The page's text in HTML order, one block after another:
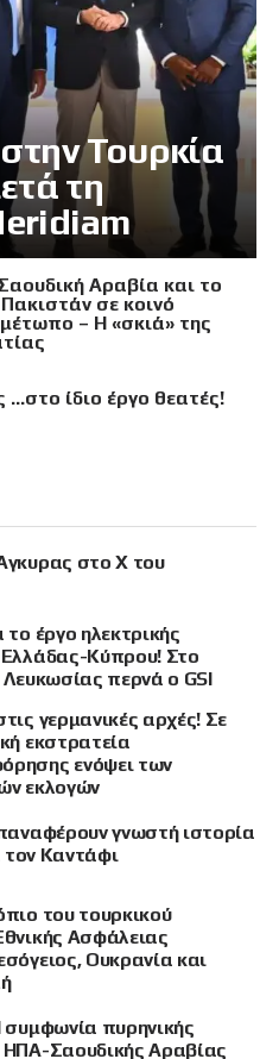
Τουρκία
τη
Αραβία και το
σε κοινό
– Η «σκιά» της
…στο ίδιο έργο θεατές!
στο X του
έργο ηλεκτρικής
Ελλάδας-Κύπρου! Στο
Λευκωσίας περνά ο GSI
γερμανικές αρχές! Σε
εκστρατεία
ενόψει των
εκλογών
γνωστή ιστορία
τον Καντάφι
του τουρκικού
Ασφάλειας
Ουκρανία και
συμφωνία πυρηνικής
ΗΠΑ-Σαουδικής Αραβίας